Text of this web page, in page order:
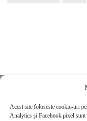
Acest site foloseste cookie-uri
Analytics și Facebook pixel
Contact
POLITICĂ DE